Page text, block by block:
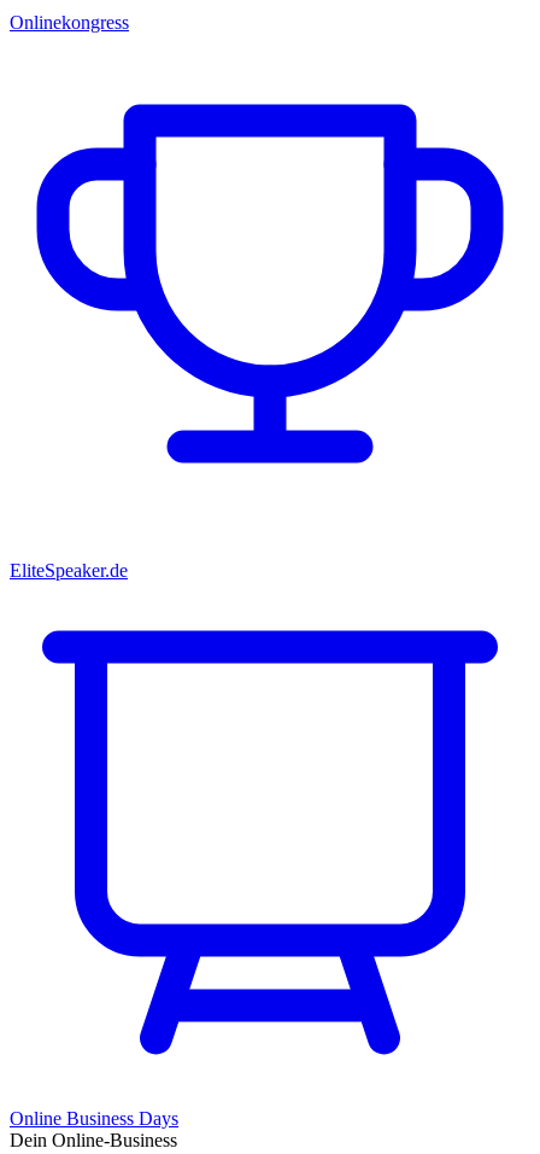
Onlinekongress
EliteSpeaker.de
Online Business Days
Dein Online-Business